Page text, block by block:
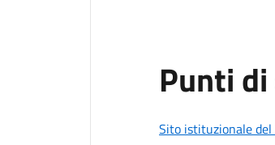
Punti
Sito istituzionale del